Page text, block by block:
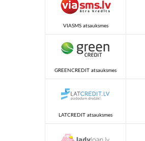
VIASMS atsauksmes
GREENCREDIT atsauksmes
LATCREDIT atsauksmes